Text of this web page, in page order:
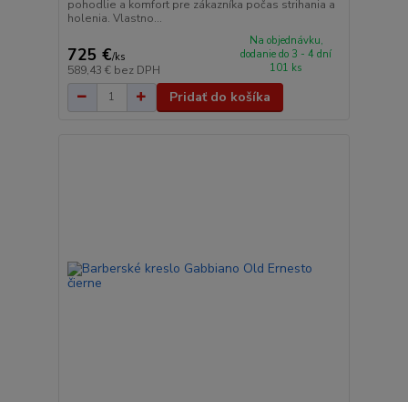
pohodlie a komfort pre zákazníka počas strihania a
holenia. Vlastno...
725 €/ks
589,43 € bez DPH
Na objednávku,
dodanie do 3 - 4 dní
101 ks
Pridať do košíka